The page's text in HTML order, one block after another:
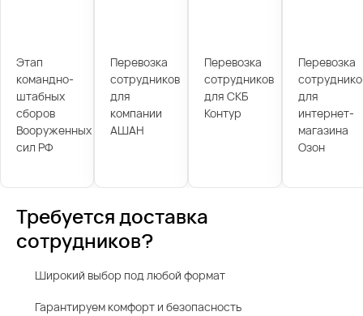
Этап
командно-
штабных
сборов
Вооруженных
сил РФ
Перевозка
сотрудников
для
компании
АШАН
Перевозка
сотрудников
для СКБ
Контур
Перевозка
для
интернет-
магазина
Озон
Требуется доставка
сотрудников?
Широкий выбор под любой формат
Гарантируем комфорт и безопасность